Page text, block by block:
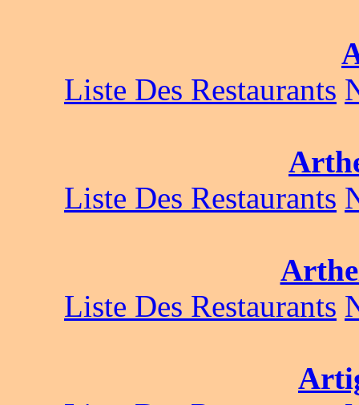
Liste Des Restaurants
Liste Des Restaurants
Liste Des Restaurants